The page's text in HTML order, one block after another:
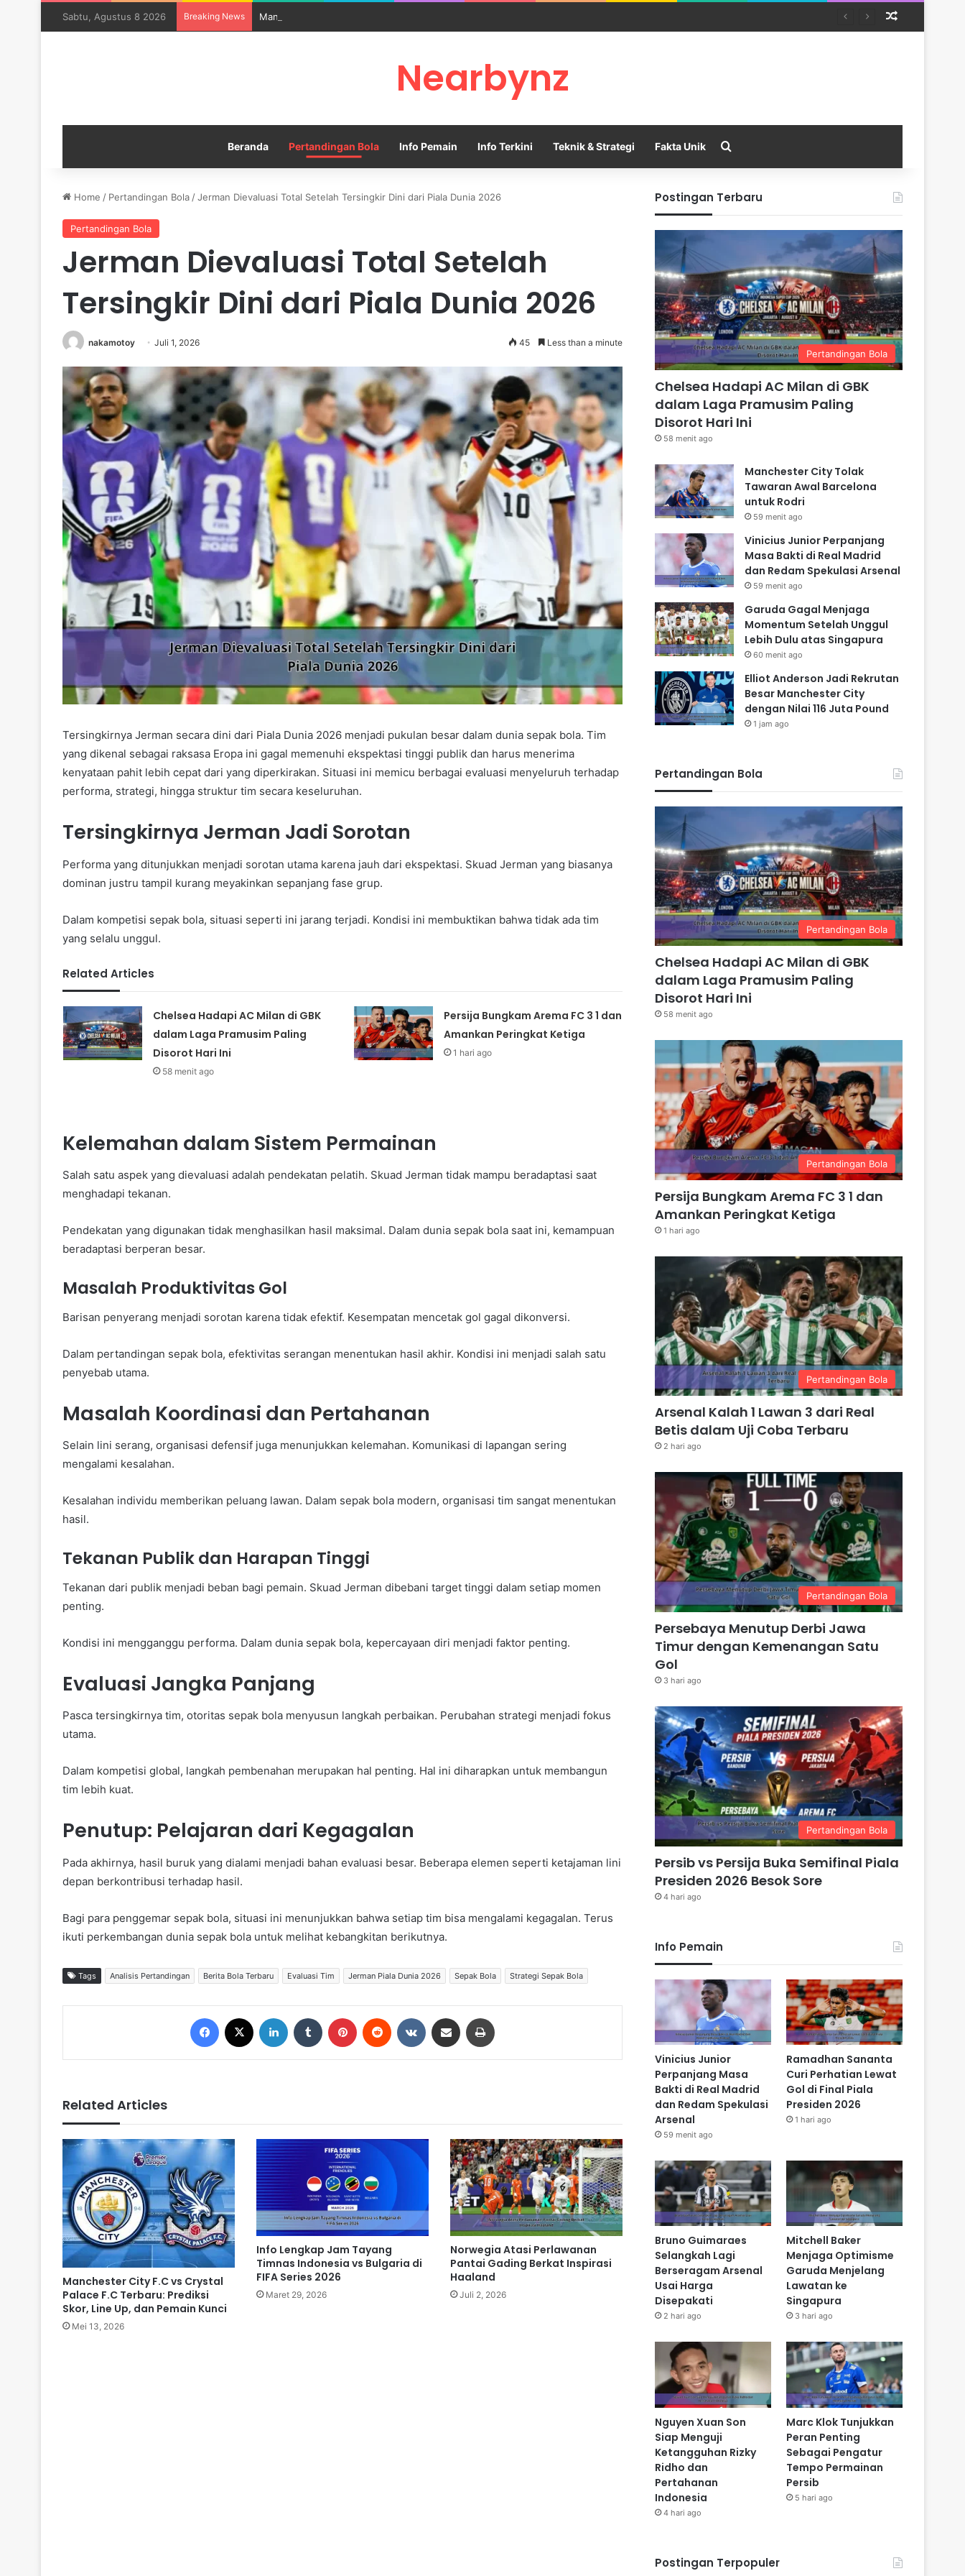
Sabtu, Agustus 8 2026 Breaking News Manchester City Tolak Tawaran Awal Barcelona untuk Rodri
Nearbynz
Beranda Pertandingan Bola Info Pemain Info Terkini Teknik & Strategi Fakta Unik
Home / Pertandingan Bola /Jerman Dievaluasi Total Setelah Tersingkir Dini dari Piala Dunia 2026
Pertandingan Bola
Jerman Dievaluasi Total Setelah
Tersingkir Dini dari Piala Dunia 2026
nakamotoy Juli 1, 2026 45 Less than a minute
Tersingkirnya Jerman secara dini dari Piala Dunia 2026 menjadi pukulan besar dalam dunia sepak bola. Tim
yang dikenal sebagai raksasa Eropa ini gagal memenuhi ekspektasi tinggi publik dan harus menerima
kenyataan pahit lebih cepat dari yang diperkirakan. Situasi ini memicu berbagai evaluasi menyeluruh terhadap
performa, strategi, hingga struktur tim secara keseluruhan.
Tersingkirnya Jerman Jadi Sorotan
Performa yang ditunjukkan menjadi sorotan utama karena jauh dari ekspektasi. Skuad Jerman yang biasanya
dominan justru tampil kurang meyakinkan sepanjang fase grup.
Dalam kompetisi sepak bola, situasi seperti ini jarang terjadi. Kondisi ini membuktikan bahwa tidak ada tim
yang selalu unggul.
Related Articles
Chelsea Hadapi AC Milan di GBK
dalam Laga Pramusim Paling
Disorot Hari Ini
58 menit ago
Persija Bungkam Arema FC 3 1 dan
Amankan Peringkat Ketiga
1 hari ago
Kelemahan dalam Sistem Permainan
Salah satu aspek yang dievaluasi adalah pendekatan pelatih. Skuad Jerman tidak mampu beradaptasi saat
menghadapi tekanan.
Pendekatan yang digunakan tidak menghasilkan hasil maksimal. Dalam dunia sepak bola saat ini, kemampuan
beradaptasi berperan besar.
Masalah Produktivitas Gol
Barisan penyerang menjadi sorotan karena tidak efektif. Kesempatan mencetak gol gagal dikonversi.
Dalam pertandingan sepak bola, efektivitas serangan menentukan hasil akhir. Kondisi ini menjadi salah satu
penyebab utama.
Masalah Koordinasi dan Pertahanan
Selain lini serang, organisasi defensif juga menunjukkan kelemahan. Komunikasi di lapangan sering
mengalami kesalahan.
Kesalahan individu memberikan peluang lawan. Dalam sepak bola modern, organisasi tim sangat menentukan
hasil.
Tekanan Publik dan Harapan Tinggi
Tekanan dari publik menjadi beban bagi pemain. Skuad Jerman dibebani target tinggi dalam setiap momen
penting.
Kondisi ini mengganggu performa. Dalam dunia sepak bola, kepercayaan diri menjadi faktor penting.
Evaluasi Jangka Panjang
Pasca tersingkirnya tim, otoritas sepak bola menyusun langkah perbaikan. Perubahan strategi menjadi fokus
utama.
Dalam kompetisi global, langkah pembenahan merupakan hal penting. Hal ini diharapkan untuk membangun
tim lebih kuat.
Penutup: Pelajaran dari Kegagalan
Pada akhirnya, hasil buruk yang dialami menjadi bahan evaluasi besar. Beberapa elemen seperti ketajaman lini
depan berkontribusi terhadap hasil.
Bagi para penggemar sepak bola, situasi ini menunjukkan bahwa setiap tim bisa mengalami kegagalan. Terus
ikuti perkembangan dunia sepak bola untuk melihat kebangkitan berikutnya.
Tags Analisis Pertandingan Berita Bola Terbaru Evaluasi Tim Jerman Piala Dunia 2026 Sepak Bola Strategi Sepak Bola
Related Articles
Manchester City F.C vs Crystal
Palace F.C Terbaru: Prediksi
Skor, Line Up, dan Pemain Kunci
Mei 13, 2026
Info Lengkap Jam Tayang
Timnas Indonesia vs Bulgaria di
FIFA Series 2026
Maret 29, 2026
Norwegia Atasi Perlawanan
Pantai Gading Berkat Inspirasi
Haaland
Juli 2, 2026
Postingan Terbaru
Pertandingan Bola
Chelsea Hadapi AC Milan di GBK
dalam Laga Pramusim Paling
Disorot Hari Ini
58 menit ago
Manchester City Tolak
Tawaran Awal Barcelona
untuk Rodri
59 menit ago
Vinicius Junior Perpanjang
Masa Bakti di Real Madrid
dan Redam Spekulasi Arsenal
59 menit ago
Garuda Gagal Menjaga
Momentum Setelah Unggul
Lebih Dulu atas Singapura
60 menit ago
Elliot Anderson Jadi Rekrutan
Besar Manchester City
dengan Nilai 116 Juta Pound
1 jam ago
Pertandingan Bola
Pertandingan Bola
Chelsea Hadapi AC Milan di GBK
dalam Laga Pramusim Paling
Disorot Hari Ini
58 menit ago
Pertandingan Bola
Persija Bungkam Arema FC 3 1 dan
Amankan Peringkat Ketiga
1 hari ago
Pertandingan Bola
Arsenal Kalah 1 Lawan 3 dari Real
Betis dalam Uji Coba Terbaru
2 hari ago
Pertandingan Bola
Persebaya Menutup Derbi Jawa
Timur dengan Kemenangan Satu
Gol
3 hari ago
Pertandingan Bola
Persib vs Persija Buka Semifinal Piala
Presiden 2026 Besok Sore
4 hari ago
Info Pemain
Vinicius Junior
Perpanjang Masa
Bakti di Real Madrid
dan Redam Spekulasi
Arsenal
59 menit ago
Ramadhan Sananta
Curi Perhatian Lewat
Gol di Final Piala
Presiden 2026
1 hari ago
Bruno Guimaraes
Selangkah Lagi
Berseragam Arsenal
Usai Harga
Disepakati
2 hari ago
Mitchell Baker
Menjaga Optimisme
Garuda Menjelang
Lawatan ke
Singapura
3 hari ago
Nguyen Xuan Son
Siap Menguji
Ketangguhan Rizky
Ridho dan
Pertahanan
Indonesia
4 hari ago
Marc Klok Tunjukkan
Peran Penting
Sebagai Pengatur
Tempo Permainan
Persib
5 hari ago
Postingan Terpopuler